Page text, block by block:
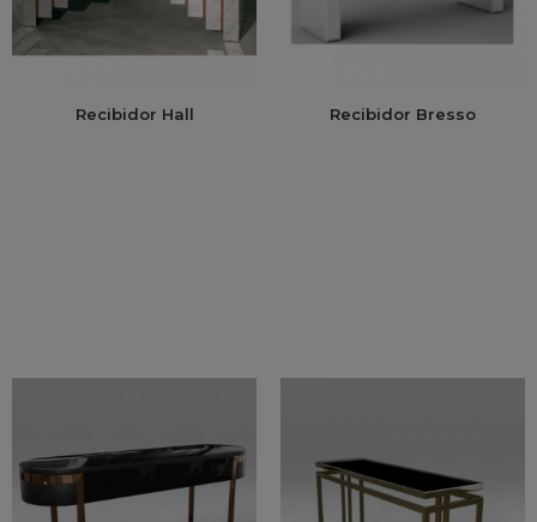
Recibidor Hall Recibidor Bresso